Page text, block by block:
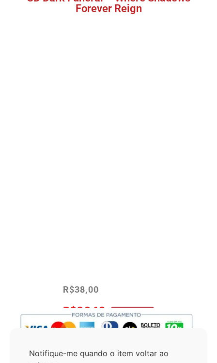
Forever Reign
R$38,00
R$36,10 No Pix 5% OFF
Notifique-me quando o item voltar ao